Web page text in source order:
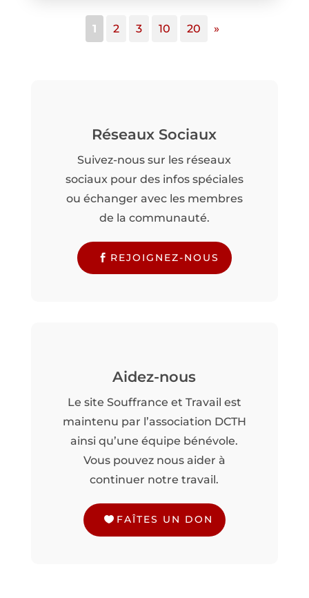
1 2 3 10 20 »
Réseaux Sociaux
Suivez-nous sur les réseaux
sociaux pour des infos spéciales
ou échanger avec les membres
de la communauté.
REJOIGNEZ-NOUS
Aidez-nous
Le site Souffrance et Travail est
maintenu par l’association DCTH
ainsi qu’une équipe bénévole.
Vous pouvez nous aider à
continuer notre travail.
FAÎTES UN DON